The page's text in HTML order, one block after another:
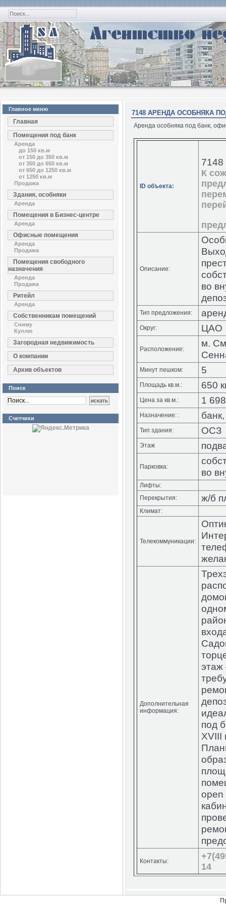
Главное меню
Главная
Помещения под банк
Аренда
до 150 кв.м
от 150 до 350 кв.м
от 350 до 650 кв.м
от 650 до 1250 кв.м
от 1250 кв.м
Продажа
Здания, особняки
Аренда
Помещения в Бизнес-центре
Аренда
Офисные помещения
Аренда
Продажа
Помещения свободного
назначения
Аренда
Продажа
Ритейл
Аренда
Собственникам помещений
Сниму
Куплю
Загородная недвижимость
О компании
Архив объектов
Поиск
Счетчики
7148 АРЕНДА ОСОБНЯКА
Аренда особняка под банк,
ID объекта:
7148
К
Описание:
во
Тип предложения:
Округ: ЦАО
Расположение:
м.
Минут пешком: 5
Площадь кв.м.: 650
Цена за кв.м.: 1
Назначение: :
Тип здания: ОСЗ
Этаж
Парковка:
во
Лифты:
Перекрытия:
ж/б
Климат:
Телекоммуникации:
Дополнительная
информация:
под
XVIII
open
Контакты:
14